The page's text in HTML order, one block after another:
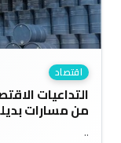
اقتصاد
التداعيات
من مسارات
..